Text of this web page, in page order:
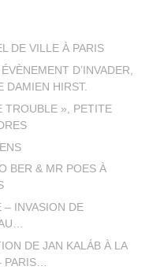
DE VILLE À PARIS
D’INVADER,
DAMIEN HIRST.
TROUBLE », PETITE
BER & MR POES À
– INVASION DE
DE JAN KALÁB À LA
PARIS…